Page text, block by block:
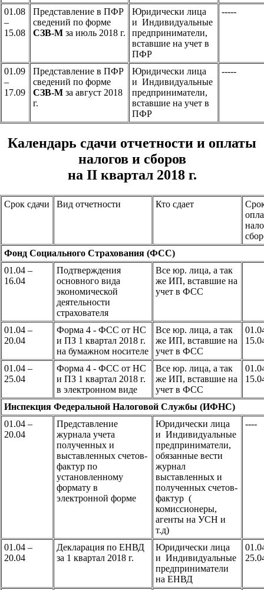
01.08
–
15.08
Представление в ПФР
сведений по форме
СЗВ-М за июль 2018 г.
Юридически лица
и Индивидуальные
предприниматели,
вставшие на учет в
ПФР
-----
01.09
–
17.09
Представление в ПФР
сведений по форме
СЗВ-М за август 2018
г.
Юридически лица
и Индивидуальные
предприниматели,
вставшие на учет в
ПФР
-----
Календарь сдачи отчетности и оплаты
налогов и сборов
на II квартал 2018 г.
Срок сдачи Вид отчетности Кто сдает
Фонд Социального Страхования (ФСС)
01.04 –
16.04
Подтверждения
основного вида
экономической
деятельности
страхователя
Все юр. лица, а так
же ИП, вставшие на
учет в ФСС
01.04 –
20.04
Форма 4 - ФСС от НС
и ПЗ 1 квартал 2018 г.
на бумажном носителе
Все юр. лица, а так
же ИП, вставшие на
учет в ФСС
01.04 –
25.04
Форма 4 - ФСС от НС
и ПЗ 1 квартал 2018 г.
в электронном виде
Все юр. лица, а так
же ИП, вставшие на
учет в ФСС
Инспекция Федеральной Налоговой Службы (ИФНС)
01.04 –
20.04
Представление
журнала учета
полученных и
выставленных счетов-
фактур по
установленному
формату в
электронной форме
Юридически лица
и Индивидуальные
предприниматели,
обязанные вести
журнал
выставленных и
полученных счетов-
фактур (
комиссионеры,
агенты на УСН и
т.д)
----
01.04 –
20.04
Декларация по ЕНВД
за 1 квартал 2018 г.
Юридически лица
и Индивидуальные
предприниматели
на ЕНВД